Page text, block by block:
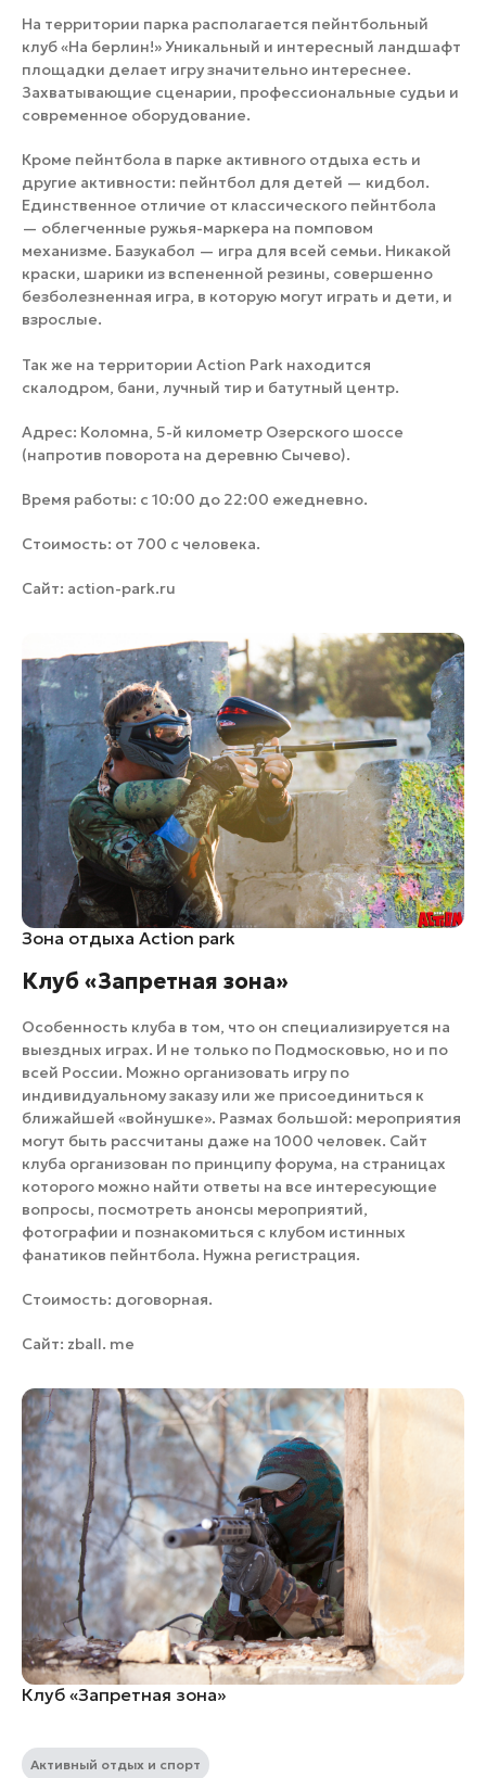
На территории парка располагается пейнтбольный
клуб «На берлин!» Уникальный и интересный ландшафт
площадки делает игру значительно интереснее.
Захватывающие сценарии, профессиональные судьи и
современное оборудование.
Кроме пейнтбола в парке активного отдыха есть и
другие активности: пейнтбол для детей — кидбол.
Единственное отличие от классического пейнтбола
— облегченные ружья-маркера на помповом
механизме. Базукабол — игра для всей семьи. Никакой
краски, шарики из вспененной резины, совершенно
безболезненная игра, в которую могут играть и дети, и
взрослые.
Так же на территории Action Park находится
скалодром, бани, лучный тир и батутный центр.
Адрес: Коломна, 5-й километр Озерского шоссе
(напротив поворота на деревню Сычево).
Время работы: с 10:00 до 22:00 ежедневно.
Стоимость: от 700 c человека.
Сайт: action-park.ru
Зона отдыха Action park
Клуб «Запретная зона»
Особенность клуба в том, что он специализируется на
выездных играх. И не только по Подмосковью, но и по
всей России. Можно организовать игру по
индивидуальному заказу или же присоединиться к
ближайшей «войнушке». Размах большой: мероприятия
могут быть рассчитаны даже на 1000 человек. Сайт
клуба организован по принципу форума, на страницах
которого можно найти ответы на все интересующие
вопросы, посмотреть анонсы мероприятий,
фотографии и познакомиться с клубом истинных
фанатиков пейнтбола. Нужна регистрация.
Стоимость: договорная.
Сайт: zball. me
Клуб «Запретная зона»
Активный отдых и спорт